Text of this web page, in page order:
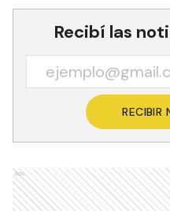
Recibí las
RECIBIR
Ads